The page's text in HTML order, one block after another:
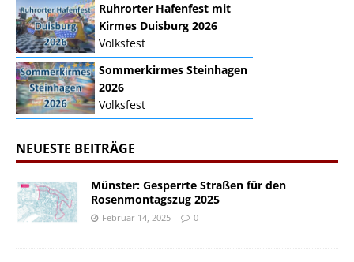
Ruhrorter Hafenfest mit
Kirmes Duisburg 2026
Volksfest
Sommerkirmes Steinhagen
2026
Volksfest
NEUESTE BEITRÄGE
Münster: Gesperrte Straßen für den
Rosenmontagszug 2025
Februar 14, 2025 0